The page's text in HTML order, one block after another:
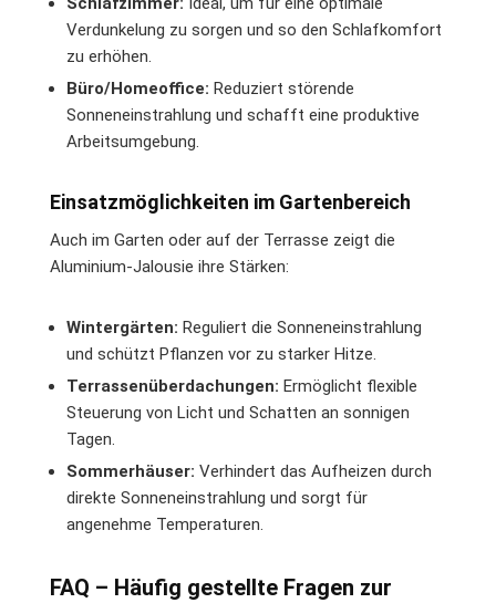
Verdunkelung zu sorgen und so den Schlafkomfort
zu erhöhen.
Büro/Homeoffice: Reduziert störende
Sonneneinstrahlung und schafft eine produktive
Arbeitsumgebung.
Einsatzmöglichkeiten im Gartenbereich
Auch im Garten oder auf der Terrasse zeigt die
Aluminium-Jalousie ihre Stärken:
Wintergärten: Reguliert die Sonneneinstrahlung
und schützt Pflanzen vor zu starker Hitze.
Terrassenüberdachungen: Ermöglicht flexible
Steuerung von Licht und Schatten an sonnigen
Tagen.
Sommerhäuser: Verhindert das Aufheizen durch
direkte Sonneneinstrahlung und sorgt für
angenehme Temperaturen.
FAQ – Häufig gestellte Fragen zur